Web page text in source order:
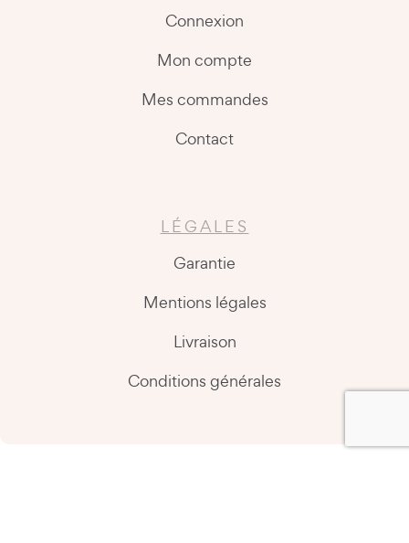
Connexion
Mon compte
Mes commandes
Contact
LÉGALES
Garantie
Mentions légales
Livraison
Conditions générales